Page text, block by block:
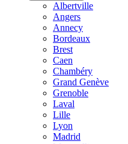
Albertville
Angers
Annecy
Bordeaux
Brest
Caen
Chambéry
Grand Genève
Grenoble
Laval
Lille
Lyon
Madrid